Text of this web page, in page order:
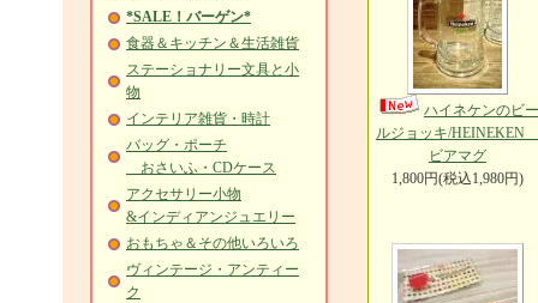
*SALE！バーゲン*
食器＆キッチン＆生活雑貨
ステーショナリー文具と小
物
インテリア雑貨・時計
バッグ・ポーチ
おさいふ・CDケース
アクセサリー小物
&インディアンジュエリー
おもちゃ＆その他いろいろ
ヴィンテージ・アンティー
ク
ハイネケンのビー
ルジョッキ/HEINEKEN
ビアマグ
1,800円(税込1,980円)